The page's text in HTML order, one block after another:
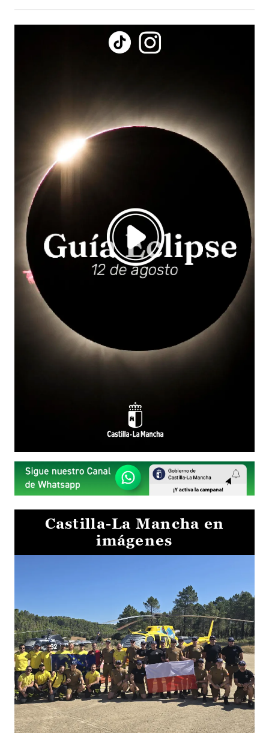
Castilla-La Mancha en
imágenes